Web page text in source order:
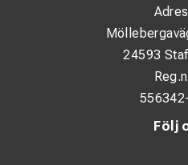
Följ
24593